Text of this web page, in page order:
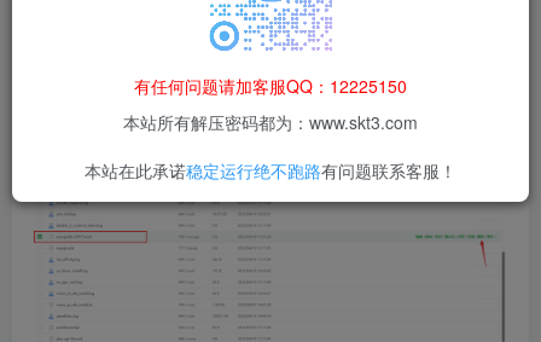
所以需要将系统相关的锁删除
有任何问题请加客服QQ：12225150
本站所有解压密码都为：www.skt3.com
本站在此承诺稳定运行绝不跑路有问题联系客服！